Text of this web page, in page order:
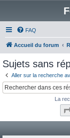
FAQ
Accueil du forum
Sujets sans
Aller sur la recherche
La